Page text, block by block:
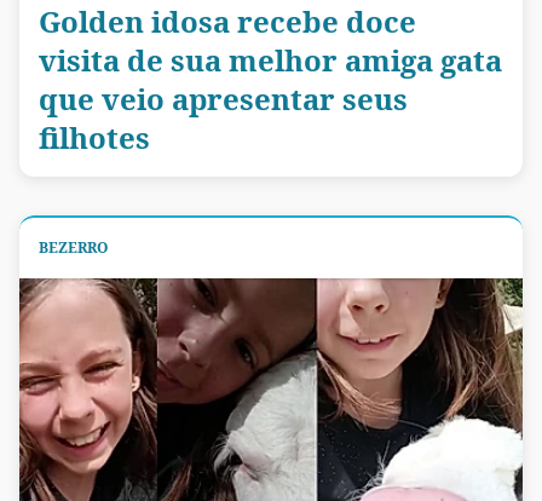
Golden idosa recebe doce
visita de sua melhor amiga gata
que veio apresentar seus
filhotes
BEZERRO